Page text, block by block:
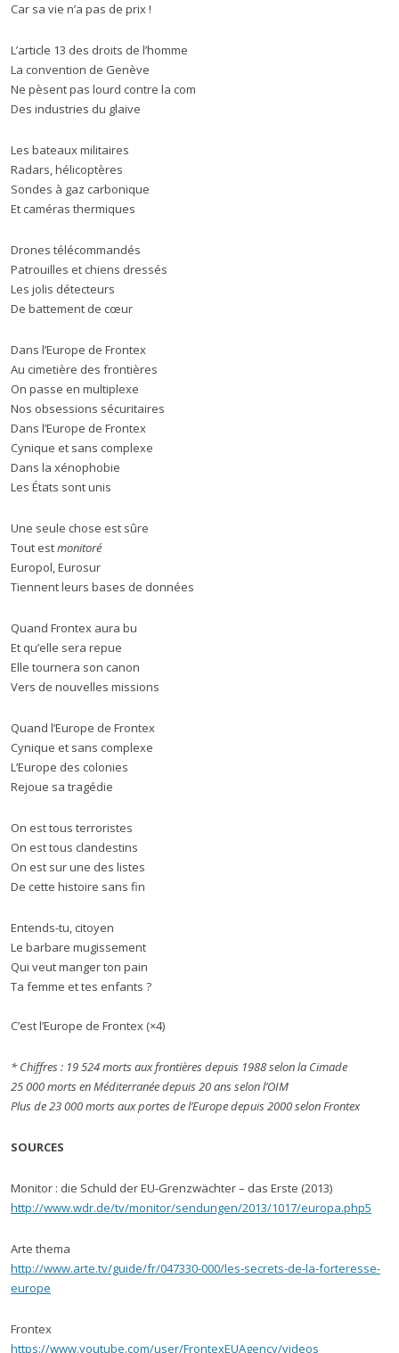
Car sa vie n’a pas de prix !
L’article 13 des droits de l’homme
La convention de Genève
Ne pèsent pas lourd contre la com
Des industries du glaive
Les bateaux militaires
Radars, hélicoptères
Sondes à gaz carbonique
Et caméras thermiques
Drones télécommandés
Patrouilles et chiens dressés
Les jolis détecteurs
De battement de cœur
Dans l’Europe de Frontex
Au cimetière des frontières
On passe en multiplexe
Nos obsessions sécuritaires
Dans l’Europe de Frontex
Cynique et sans complexe
Dans la xénophobie
Les États sont unis
Une seule chose est sûre
Tout estmonitoré
Europol, Eurosur
Tiennent leurs bases de données
Quand Frontex aura bu
Et qu’elle sera repue
Elle tournera son canon
Vers de nouvelles missions
Quand l’Europe de Frontex
Cynique et sans complexe
L’Europe des colonies
Rejoue sa tragédie
On est tous terroristes
On est tous clandestins
On est sur une des listes
De cette histoire sans fin
Entends-tu, citoyen
Le barbare mugissement
Qui veut manger ton pain
Ta femme et tes enfants ?
C’est l’Europe de Frontex (×4)
* Chiffres : 19 524 morts aux frontières depuis 1988 selon la Cimade
25 000 morts en Méditerranée depuis 20 ans selon l’OIM
Plus de 23 000 morts aux portes de l’Europe depuis 2000 selon Frontex
SOURCES
Monitor : die Schuld der EU-Grenzwächter – das Erste (2013)
http://www.wdr.de/tv/monitor/sendungen/2013/1017/europa.php5
Arte thema
http://www.arte.tv/guide/fr/047330-000/les-secrets-de-la-forteresse-
europe
Frontex
https://www.youtube.com/user/FrontexEUAgency/videos